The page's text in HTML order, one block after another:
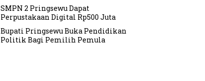
SMPN 2 Pringsewu Dapat
Perpustakaan Digital Rp500 Juta
Bupati Pringsewu Buka Pendidikan
Politik Bagi Pemilih Pemula